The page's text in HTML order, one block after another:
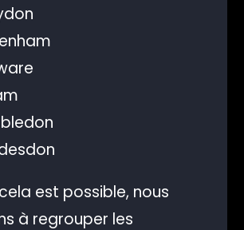
est possible, nous
à regrouper les